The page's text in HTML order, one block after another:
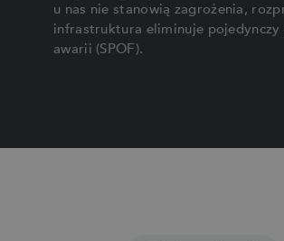
u nas nie stanowią zagrożenia,
infrastruktura eliminuje pojedynczy
awarii (SPOF).